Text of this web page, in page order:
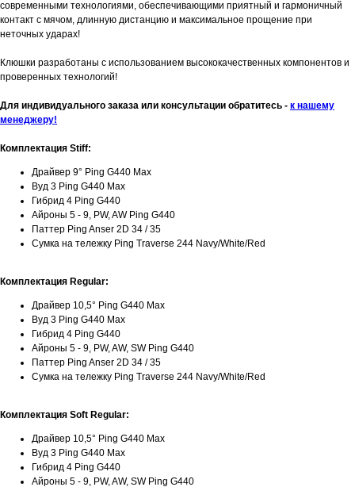
современными технологиями, обеспечивающими приятный и гармоничный
контакт с мячом, длинную дистанцию ​​и максимальное прощение при
неточных ударах!
Клюшки разработаны с использованием высококачественных компонентов и
проверенных технологий!
Для индивидуального заказа или консультации обратитесь - к нашему
менеджеру!
Комплектация Stiff:
Драйвер 9° Ping G440 Max
Вуд 3 Ping G440 Max
Гибрид 4 Ping G440
Айроны 5 - 9, PW, AW Ping G440
Паттер Ping Anser 2D 34 / 35
Сумка на тележку Ping Traverse 244 Navy/White/Red
Комплектация Regular:
Драйвер 10,5° Ping G440 Max
Вуд 3 Ping G440 Max
Гибрид 4 Ping G440
Айроны 5 - 9, PW, AW, SW Ping G440
Паттер Ping Anser 2D 34 / 35
Сумка на тележку Ping Traverse 244 Navy/White/Red
Комплектация Soft Regular:
Драйвер 10,5° Ping G440 Max
Вуд 3 Ping G440 Max
Гибрид 4 Ping G440
Айроны 5 - 9, PW, AW, SW Ping G440